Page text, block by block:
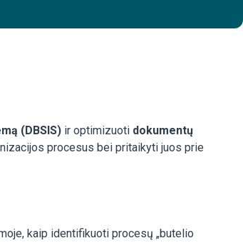
(DBSIS) ir optimizuoti dokumentų
procesus bei pritaikyti juos prie
kaip identifikuoti procesų „butelio